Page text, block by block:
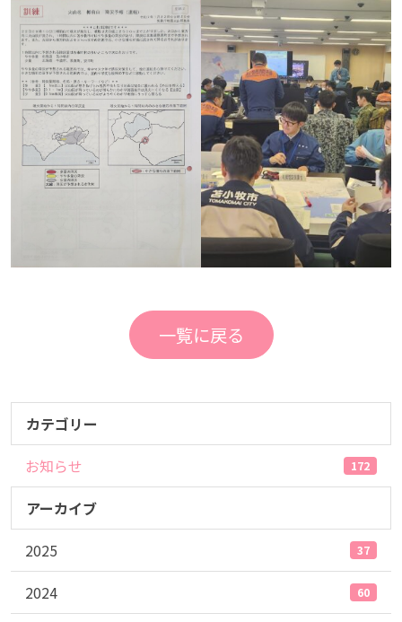
一覧に戻る
カテゴリー
お知らせ
172
アーカイブ
2025
37
2024 60